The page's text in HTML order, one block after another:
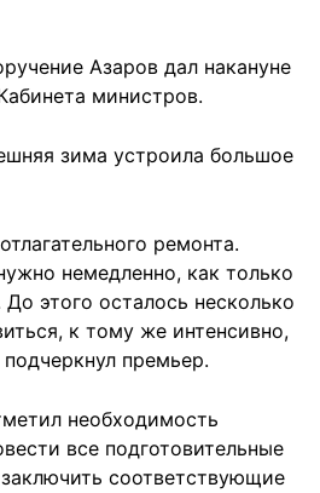
Азаров дал накануне
министров.
зима устроила большое
ремонта.
немедленно, как только
До этого осталось несколько
к тому же интенсивно,
премьер.
необходимость
все подготовительные
соответствующие